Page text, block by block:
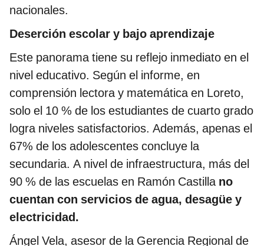
nacionales.
Deserción escolar y bajo aprendizaje
Este panorama tiene su reflejo inmediato en el
nivel educativo. Según el informe, en
comprensión lectora y matemática en Loreto,
solo el 10 % de los estudiantes de cuarto grado
logra niveles satisfactorios. Además, apenas el
67% de los adolescentes concluye la
secundaria. A nivel de infraestructura, más del
90 % de las escuelas en Ramón Castilla no
cuentan con servicios de agua, desagüe y
electricidad.
Ángel Vela, asesor de la Gerencia Regional de